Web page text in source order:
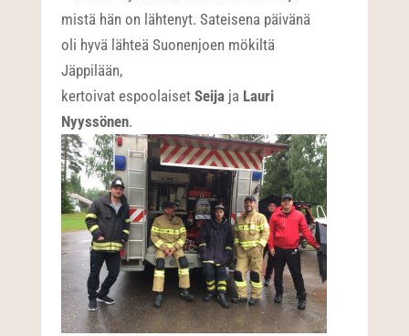
mistä hän on lähtenyt. Sateisena päivänä
oli hyvä lähteä Suonenjoen mökiltä
Jäppilään,
kertoivat espoolaisetSeija ja Lauri
Nyyssönen.